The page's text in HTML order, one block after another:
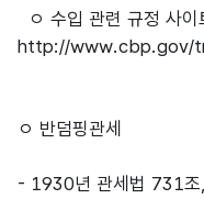
ㅇ 수입 관련 규정 사이
http://www.cbp.gov/
ㅇ 반덤핑관세
- 1930년 관세법 731